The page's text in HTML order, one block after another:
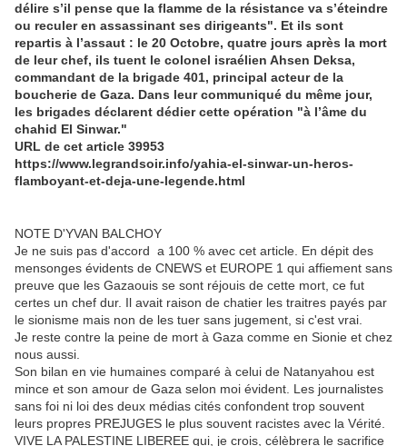
délire s’il pense que la flamme de la résistance va s’éteindre
ou reculer en assassinant ses dirigeants". Et ils sont
repartis à l’assaut : le 20 Octobre, quatre jours après la mort
de leur chef, ils tuent le colonel israélien Ahsen Deksa,
commandant de la brigade 401, principal acteur de la
boucherie de Gaza. Dans leur communiqué du même jour,
les brigades déclarent dédier cette opération "à l’âme du
chahid El Sinwar."
URL de cet article 39953
https://www.legrandsoir.info/yahia-el-sinwar-un-heros-
flamboyant-et-deja-une-legende.html
NOTE D'YVAN BALCHOY
Je ne suis pas d'accord a 100 % avec cet article. En dépit des
mensonges évidents de CNEWS et EUROPE 1 qui affiement sans
preuve que les Gazaouis se sont réjouis de cette mort, ce fut
certes un chef dur. Il avait raison de chatier les traitres payés par
le sionisme mais non de les tuer sans jugement, si c'est vrai.
Je reste contre la peine de mort à Gaza comme en Sionie et chez
nous aussi.
Son bilan en vie humaines comparé à celui de Natanyahou est
mince et son amour de Gaza selon moi évident. Les journalistes
sans foi ni loi des deux médias cités confondent trop souvent
leurs propres PREJUGES le plus souvent racistes avec la Vérité.
VIVE LA PALESTINE LIBEREE qui, je crois, célèbrera le sacrifice